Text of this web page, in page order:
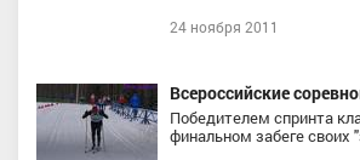
24 ноября 2011
Всероссийские
Победителем спринта
финальном забеге своих